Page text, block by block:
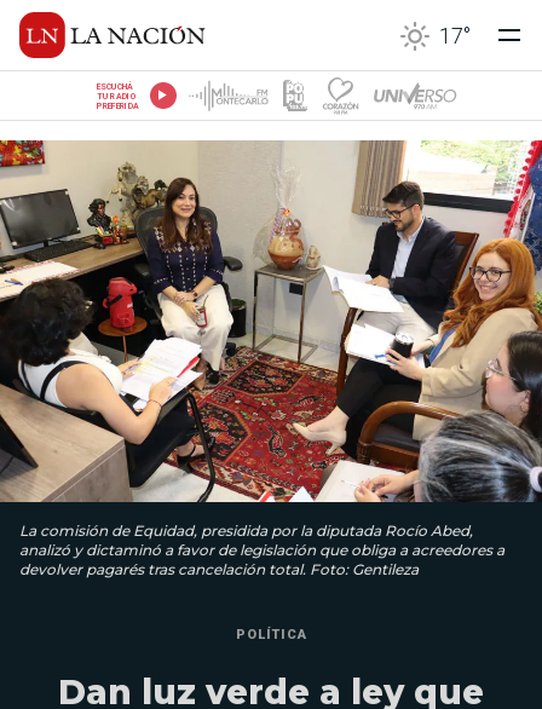
17°
ESCUCHÁ
TU RADIO
PREFERIDA
La comisión de Equidad, presidida por la diputada Rocío Abed,
analizó y dictaminó a favor de legislación que obliga a acreedores a
devolver pagarés tras cancelación total. Foto: Gentileza
POLÍTICA
Dan luz verde a ley que